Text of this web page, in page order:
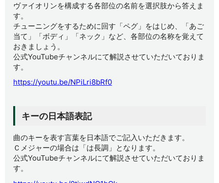
ヴァイオリンを構成する各部位の名前を選択肢から答えま
す。
チューニングをするために回す「ペグ」をはじめ、「あご
当て」「ボディ」「ネック」など、各部位の名称を覚えて
おきましょう。
公式YouTubeチャンネルにて解説させていただいておりま
す。
https://youtu.be/NPiLri8bRf0
キーの日本語表記
曲のキーを表す言葉を日本語でご記入いただきます。
Ｃメジャーの場合は「は長調」となります。
公式YouTubeチャンネルにて解説させていただいておりま
す。